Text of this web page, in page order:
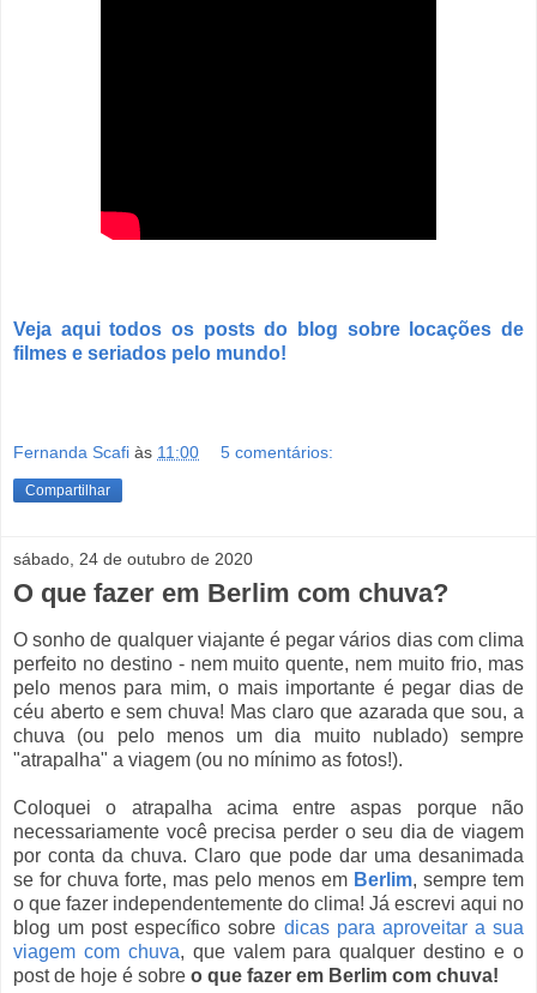
Veja aqui todos os posts do blog sobre locações de
filmes e seriados pelo mundo!
Fernanda Scafi às 11:00 5 comentários:
Compartilhar
sábado, 24 de outubro de 2020
O que fazer em Berlim com chuva?
O sonho de qualquer viajante é pegar vários dias com clima
perfeito no destino - nem muito quente, nem muito frio, mas
pelo menos para mim, o mais importante é pegar dias de
céu aberto e sem chuva! Mas claro que azarada que sou, a
chuva (ou pelo menos um dia muito nublado) sempre
"atrapalha" a viagem (ou no mínimo as fotos!).
Coloquei o atrapalha acima entre aspas porque não
necessariamente você precisa perder o seu dia de viagem
por conta da chuva. Claro que pode dar uma desanimada
se for chuva forte, mas pelo menos em Berlim, sempre tem
o que fazer independentemente do clima! Já escrevi aqui no
blog um post específico sobre dicas para aproveitar a sua
viagem com chuva, que valem para qualquer destino e o
post de hoje é sobre o que fazer em Berlim com chuva!